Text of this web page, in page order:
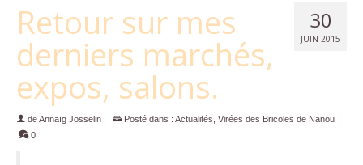
30
JUIN 2015
Retour sur mes
derniers marchés,
expos, salons.
deAnnaïg Josselin | Posté dans : Actualités Virées des Bricoles de Nanou |
0